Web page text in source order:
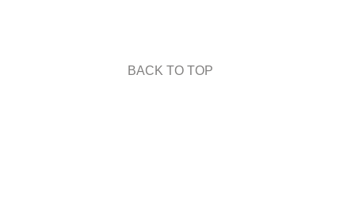
BACK TO TOP